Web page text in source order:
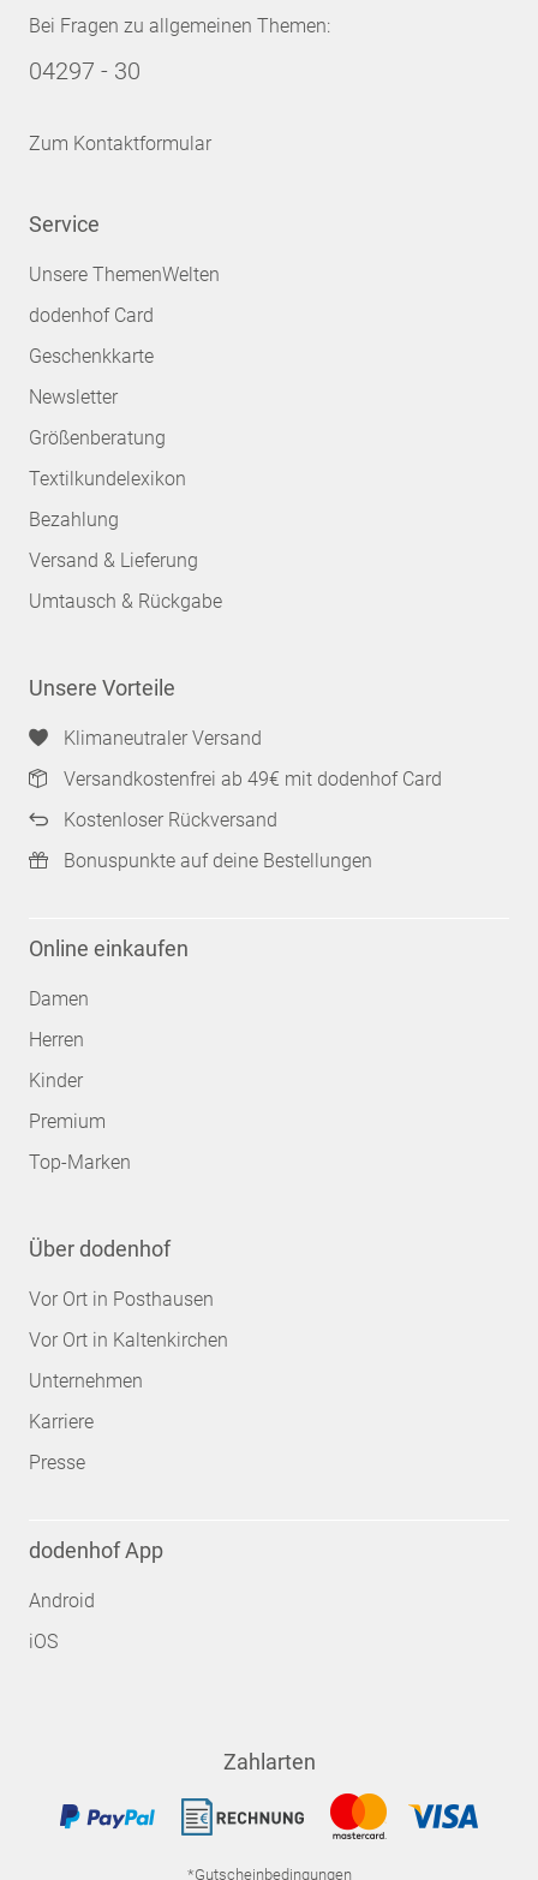
Bei Fragen zu allgemeinen Themen:
04297 - 30
Zum Kontaktformular
Service
Unsere ThemenWelten
dodenhof Card
Geschenkkarte
Newsletter
Größenberatung
Textilkundelexikon
Bezahlung
Versand & Lieferung
Umtausch & Rückgabe
Unsere Vorteile
Klimaneutraler Versand
Versandkostenfrei ab 49€ mit dodenhof Card
Kostenloser Rückversand
Bonuspunkte auf deine Bestellungen
Online einkaufen
Damen
Herren
Kinder
Premium
Top-Marken
Über dodenhof
Vor Ort in Posthausen
Vor Ort in Kaltenkirchen
Unternehmen
Karriere
Presse
dodenhof App
Android
iOS
Zahlarten
*Gutscheinbedingungen